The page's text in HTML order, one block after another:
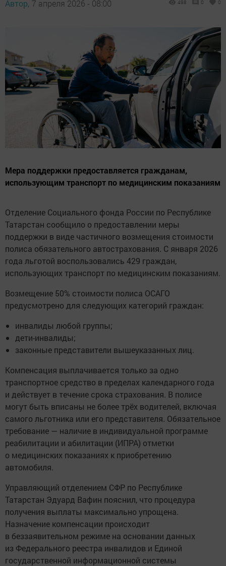
Автор, 7 апреля 2026 - 08:00 498 0 0
Мера поддержки предоставляется гражданам,
использующим транспорт по медицинским показаниям
Отделение Социального фонда России по Республике
Татарстан сообщило о предоставлении меры
поддержки в виде частичного возмещения стоимости
полиса обязательного автострахования. С января 2026
года льготой воспользовались 429 граждан,
использующих транспорт по медицинским показаниям.
Возмещение 50% стоимости полиса ОСАГО
предусмотрено для следующих категорий граждан:
инвалиды любой группы;
дети-инвалиды;
законные представители вышеуказанных лиц.
Компенсация выплачивается только за одно
транспортное средство в пределах календарного года
и действует в течение срока страхования. В полисе
могут быть вписаны не более трёх водителей, включая
самого льготника или его представителя. Обязательное
требование — наличие в индивидуальной программе
реабилитации и абилитации (ИПРА) отметки
о медицинских показаниях к приобретению
автомобиля.
Управляющий отделением СФР по Республике
Татарстан Эдуард Вафин пояснил, что процедура
получения выплаты максимально упрощена.
Назначение компенсации происходит
в беззаявительном режиме на основании данных
из Федерального реестра инвалидов и Единой
государственной информационной системы